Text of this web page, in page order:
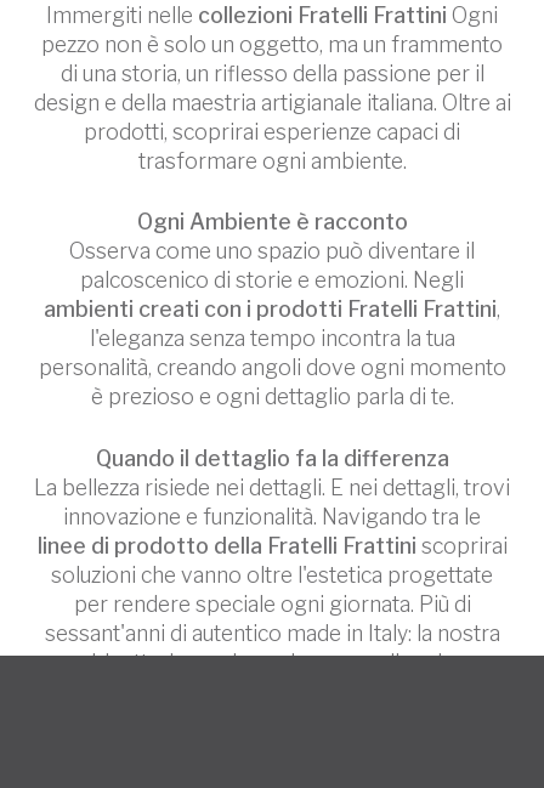
Immergiti nelle collezioni Fratelli Frattini Ogni
pezzo non è solo un oggetto, ma un frammento
di una storia, un riflesso della passione per il
design e della maestria artigianale italiana. Oltre ai
prodotti, scoprirai esperienze capaci di
trasformare ogni ambiente.
Ogni Ambiente è racconto
Osserva come uno spazio può diventare il
palcoscenico di storie e emozioni. Negli
ambienti creati con i prodotti Fratelli Frattini,
l'eleganza senza tempo incontra la tua
personalità, creando angoli dove ogni momento
è prezioso e ogni dettaglio parla di te.
Quando il dettaglio fa la differenza
La bellezza risiede nei dettagli. E nei dettagli, trovi
innovazione e funzionalità. Navigando tra le
linee di prodotto della Fratelli Frattini scoprirai
soluzioni che vanno oltre l'estetica progettate
per rendere speciale ogni giornata. Più di
sessant'anni di autentico made in Italy: la nostra
rubinetteria non ha mai smesso di parlare